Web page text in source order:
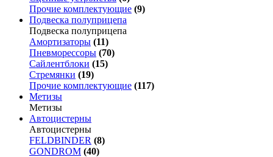
Прочие комплектующие (9)
Подвеска полуприцепа
Подвеска полуприцепа
Амортизаторы (11)
Пневморессоры (70)
Сайлентблоки (15)
Стремянки (19)
Прочие комплектующие (117)
Метизы
Метизы
Автоцистерны
Автоцистерны
FELDBINDER (8)
GONDROM (40)